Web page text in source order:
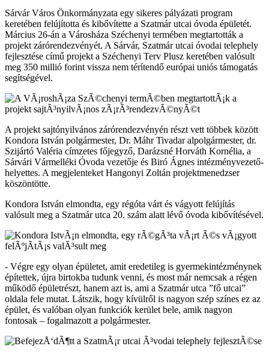
Sárvár Város Önkormányzata egy sikeres pályázati program
keretében felújította és kibővítette a Szatmár utcai óvoda épületét.
Március 26-án a Városháza Széchenyi termében megtartották a
projekt zárórendezvényét. A Sárvár, Szatmár utcai óvodai telephely
fejlesztése című projekt a Széchenyi Terv Plusz keretében valósult
meg 350 millió forint vissza nem térítendő európai uniós támogatás
segítségével.
A projekt sajtónyilvános zárórendezvényén részt vett többek között
Kondora István polgármester, Dr. Máhr Tivadar alpolgármester, dr.
Szijártó Valéria címzetes főjegyző, Darázsné Horváth Kornélia, a
Sárvári Vármelléki Óvoda vezetője és Biró Ágnes intézményvezető-
helyettes. A megjelenteket Hangonyi Zoltán projektmenedzser
köszöntötte.
Kondora István elmondta, egy régóta várt és vágyott felújítás
valósult meg a Szatmár utca 20. szám alatt lévő óvoda kibővítésével.
- Végre egy olyan épületet, amit eredetileg is gyermekintézménynek
építettek, újra birtokba tudunk venni, és most már nemcsak a régen
működő épületrészt, hanem azt is, ami a Szatmár utca ”fő utcai”
oldala fele mutat. Látszik, hogy kívülről is nagyon szép színes ez az
épület, és valóban olyan funkciók kerület bele, amik nagyon
fontosak – fogalmazott a polgármester.